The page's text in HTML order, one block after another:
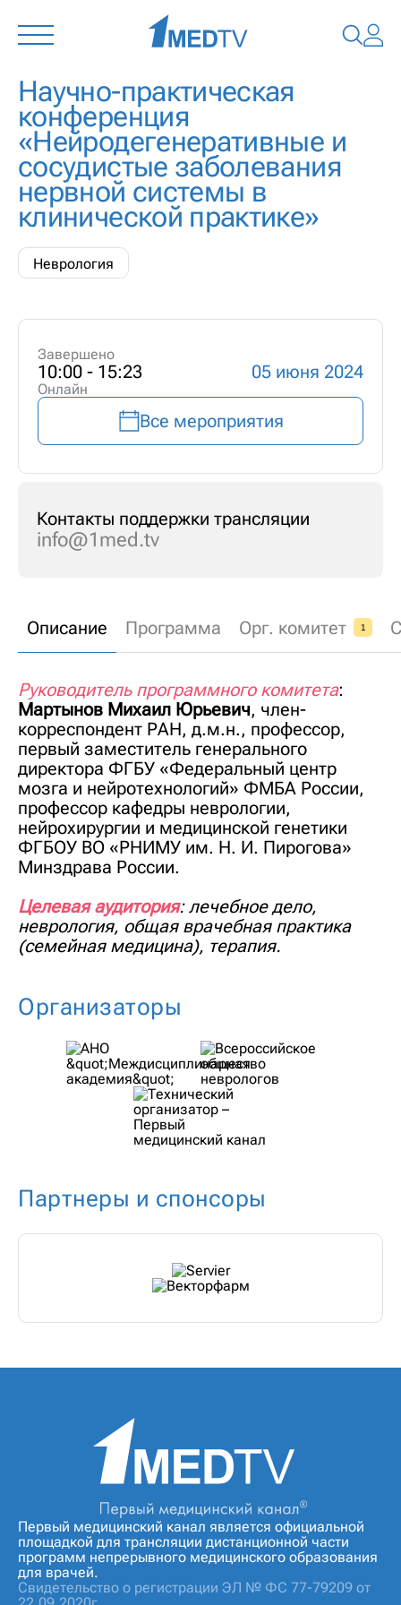
Научно-практическая
конференция
«Нейродегенеративные и
сосудистые заболевания
нервной системы в
клинической практике»
Неврология
Завершено
10:00 - 15:23 05 июня 2024
Онлайн
Все мероприятия
Контакты поддержки трансляции
info@1med.tv
Описание Программа Орг. комитет 1
Руководитель программного комитета:
Мартынов Михаил Юрьевич, член-
корреспондент РАН, д.м.н., профессор,
первый заместитель генерального
директора ФГБУ «Федеральный центр
мозга и нейротехнологий» ФМБА России,
профессор кафедры неврологии,
нейрохирургии и медицинской генетики
ФГБОУ ВО «РНИМУ им. Н. И. Пирогова»
Минздрава России.
Целевая аудитория: лечебное дело,
неврология, общая врачебная практика
(семейная медицина), терапия.
Организаторы
Партнеры и спонсоры
Первый медицинский канал является официальной
площадкой для трансляции дистанционной части
программ непрерывного медицинского образования
для врачей.
Свидетельство о регистрации ЭЛ № ФС 77-79209 от